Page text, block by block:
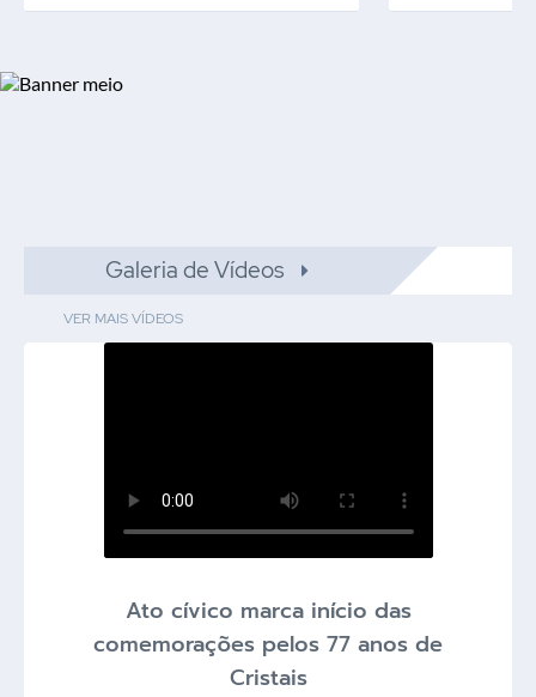
Galeria de Vídeos
VER MAIS VÍDEOS
Ato cívico marca início das
comemorações pelos 77 anos de
Cristais